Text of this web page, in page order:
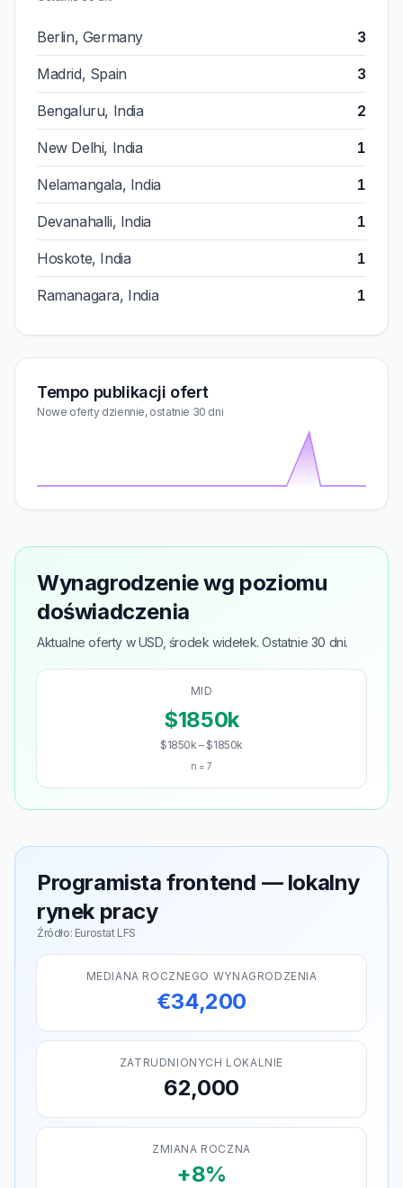
Berlin, Germany 3
Madrid, Spain 3
Bengaluru, India 2
New Delhi, India 1
Nelamangala, India 1
Devanahalli, India 1
Hoskote, India 1
Ramanagara, India 1
Tempo publikacji ofert
Nowe oferty dziennie, ostatnie 30 dni
Wynagrodzenie wg poziomu
doświadczenia
Aktualne oferty w USD, środek widełek. Ostatnie 30 dni.
MID
$1850k
$1850k – $1850k
n = 7
Programista frontend — lokalny
rynek pracy
Źródło: Eurostat LFS
MEDIANA ROCZNEGO WYNAGRODZENIA
€34,200
ZATRUDNIONYCH LOKALNIE
62,000
ZMIANA ROCZNA
+8%